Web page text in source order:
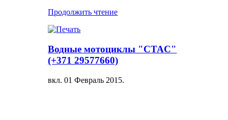
Продолжить чтение
Водные мотоциклы "CTAC"
(+371 29577660)
вкл.01 Февраль 2015.